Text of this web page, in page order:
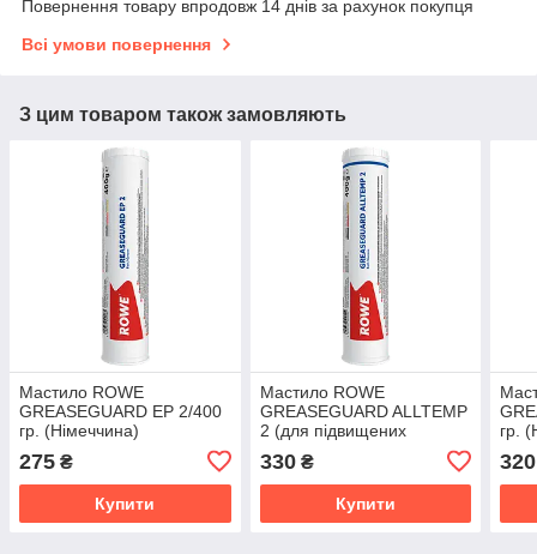
Повернення товару впродовж 14 днів за рахунок покупця
Всі умови повернення
З цим товаром також замовляють
Мастило ROWE
GREASEGUARD EP 2/400
гр. (Німеччина)
275 ₴
Купити
Мастило ROWE
GREASEGUARD ALLTEMP
2 (для підвищених
(Німеччина)
330₴
Купити
гр.
320